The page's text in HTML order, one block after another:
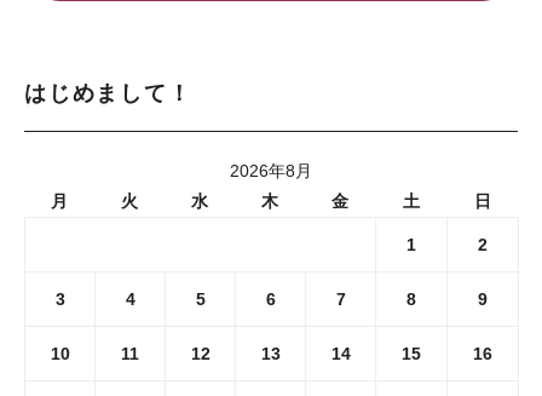
はじめまして！
2026年8月
月
火 水 木 金 土 日
1 2
3 4 5 6 7 8 9
10 11 12 13 14 15 16